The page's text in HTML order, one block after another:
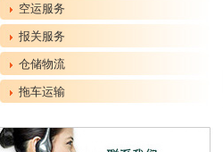
空运服务
报关服务
仓储物流
拖车运输